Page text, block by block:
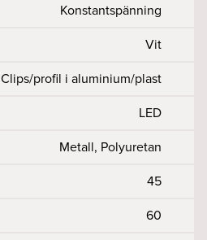
Konstantspänning
Vit
Clips/profil i aluminium/plast
LED
Metall, Polyuretan
45
60